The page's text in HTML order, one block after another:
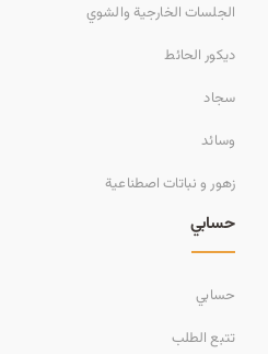
الجلسات الخارجية والشوي
ديكور الحائط
سجاد
وسائد
زهور و نباتات اصطناعية
حسابي
حسابي
تتبع الطلب